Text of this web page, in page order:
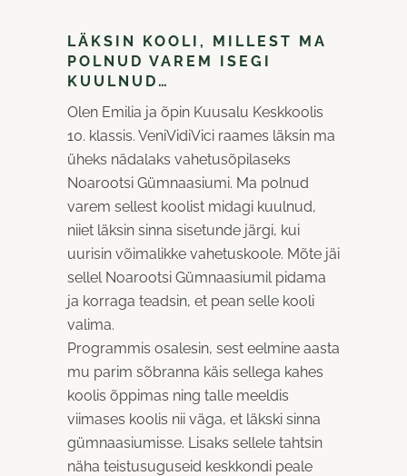
LÄKSIN KOOLI, MILLEST MA
POLNUD VAREM ISEGI
KUULNUD…
Olen Emilia ja õpin Kuusalu Keskkoolis
10. klassis. VeniVidiVici raames läksin ma
üheks nädalaks vahetusõpilaseks
Noarootsi Gümnaasiumi. Ma polnud
varem sellest koolist midagi kuulnud,
niiet läksin sinna sisetunde järgi, kui
uurisin võimalikke vahetuskoole. Mõte jäi
sellel Noarootsi Gümnaasiumil pidama
ja korraga teadsin, et pean selle kooli
valima.
Programmis osalesin, sest eelmine aasta
mu parim sõbranna käis sellega kahes
koolis õppimas ning talle meeldis
viimases koolis nii väga, et läkski sinna
gümnaasiumisse. Lisaks sellele tahtsin
näha teistusuguseid keskkondi peale